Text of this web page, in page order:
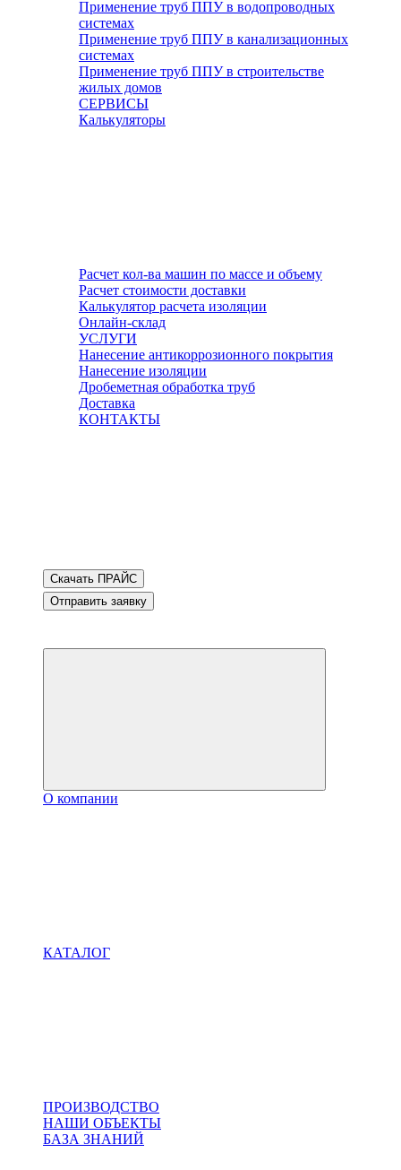
Применение труб ППУ в водопроводных
системах
Применение труб ППУ в канализационных
системах
Применение труб ППУ в строительстве
жилых домов
СЕРВИСЫ
Калькуляторы
Расчет кол-ва машин по массе и объему
Расчет стоимости доставки
Калькулятор расчета изоляции
Онлайн-склад
УСЛУГИ
Нанесение антикоррозионного покрытия
Нанесение изоляции
Дробеметная обработка труб
Доставка
КОНТАКТЫ
Скачать ПРАЙС
Отправить заявку
О компании
КАТАЛОГ
ПРОИЗВОДСТВО
НАШИ ОБЪЕКТЫ
БАЗА ЗНАНИЙ